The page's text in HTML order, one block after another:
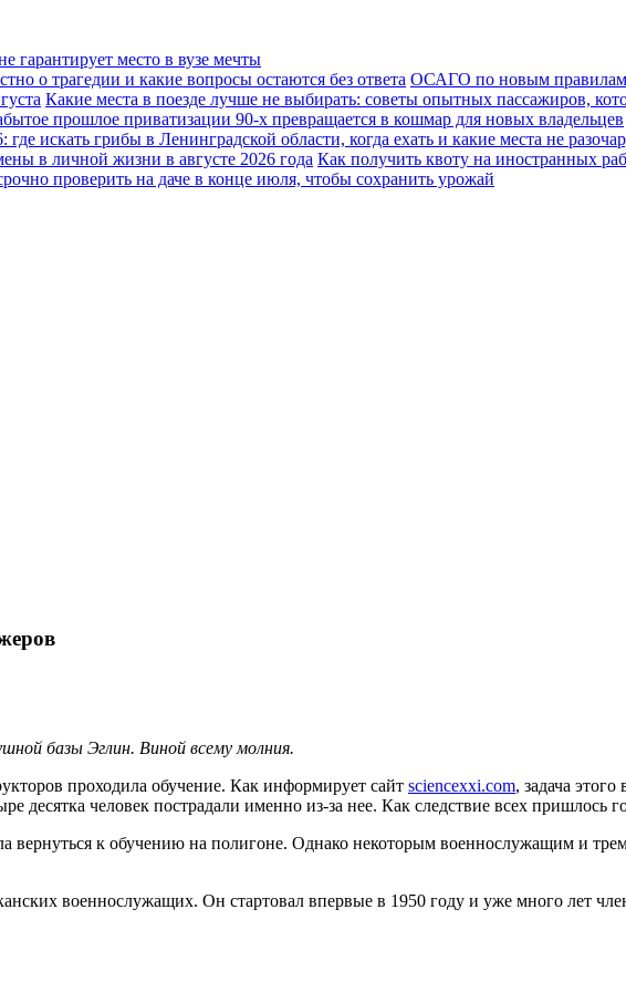
гарантирует место в вузе мечты
о трагедии и какие вопросы остаются без ответа ОСАГО по новым правилам:
Какие места в поезде лучше не выбирать: советы опытных пассажиров,
прошлое приватизации 90-х превращается в кошмар для новых владельцев
где искать грибы в Ленинградской области, когда ехать и какие места не
в личной жизни в августе 2026 года Как получить квоту на иностранных
проверить на даче в конце июля, чтобы сохранить урожай
базы Эглин. Виной всему молния.
проходила обучение. Как информирует сайт sciencexxi.com, задача
десятка человек пострадали именно из-за нее. Как следствие всех пришлось
к обучению на полигоне. Однако некоторым военнослужащим и
военнослужащих. Он стартовал впервые в 1950 году и уже много лет